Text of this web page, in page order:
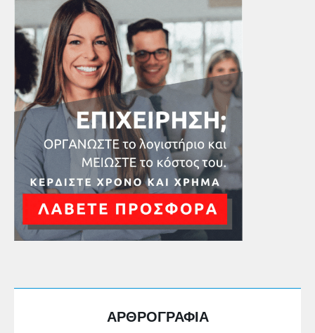
ΑΡΘΡΟΓΡΑΦΙΑ